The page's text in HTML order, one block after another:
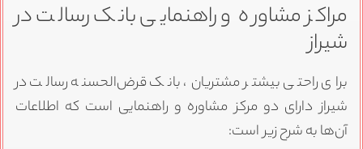
مراکز مشاوره و راهنمایی بانک رسالت در
شیراز
برای راحتی بیشتر مشتریان، بانک قرض‌الحسنه رسالت در
شیراز دارای دو مرکز مشاوره و راهنمایی است که اطلاعات
آن‌ها به شرح زیر است: